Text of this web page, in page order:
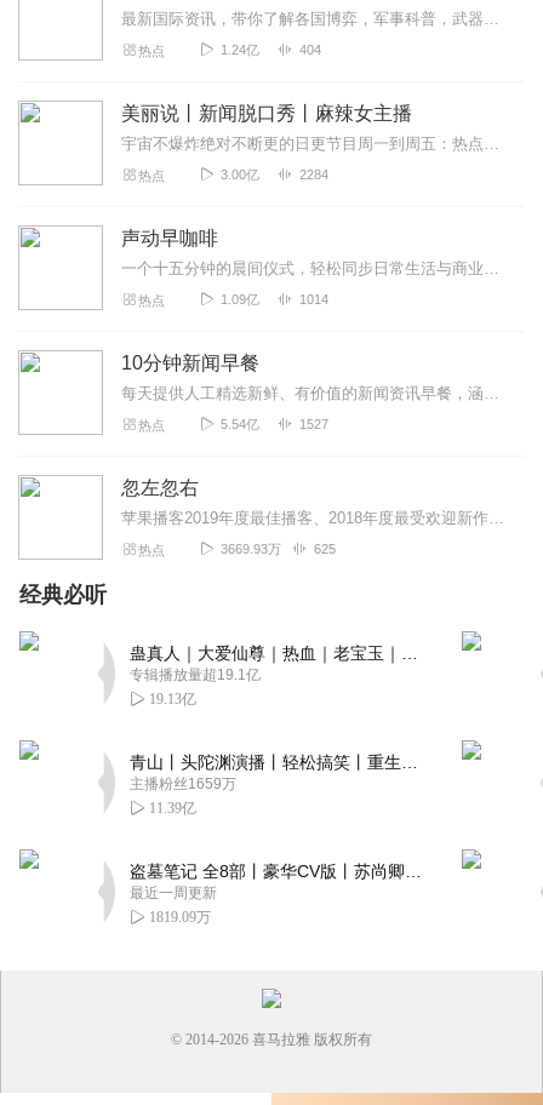
最新国际资讯，带你了解各国博弈，军事科普，武器博览。本专辑为听风的蚕原创专辑，本专辑将为您介绍军事科普和国际动态和热点大事，通过独家解读，为您理清热点之下的脉络...
热点 1.24亿 404
美丽说丨新闻脱口秀丨麻辣女主播
宇宙不爆炸绝对不断更的日更节目周一到周五：热点新闻一锅端周末：听众投稿话题探讨随便闲聊>>>不知道怎么进主播橱窗购买零食的点击我哟，点我点我！<<<马栏山...
热点 3.00亿 2284
声动早咖啡
一个十五分钟的晨间仪式，轻松同步日常生活与商业世界。这是一档由声动活泼出品的清晨播客节目，在工作日的早晨，为你带来与日常生活息息相关的商业科技轻解读，开启能量满...
热点 1.09亿 1014
10分钟新闻早餐
每天提供人工精选新鲜、有价值的新闻资讯早餐，涵盖国内社会热点、财经科技大事、国际时事风云。每天10分钟，畅晓天下事！
热点 5.54亿 1527
忽左忽右
苹果播客2019年度最佳播客、2018年度最受欢迎新作这是一档JustPod旗下的沙龙访谈类播客节目，每周更新，试图为中文播客听众提供更多高质量的内容。Just...
热点 3669.93万 625
经典必听
专辑播放量超19.1亿
19.13亿
主播粉丝1659万
11.39亿
最近一周更新
1819.09万
© 2014-2026 喜马拉雅 版权所有